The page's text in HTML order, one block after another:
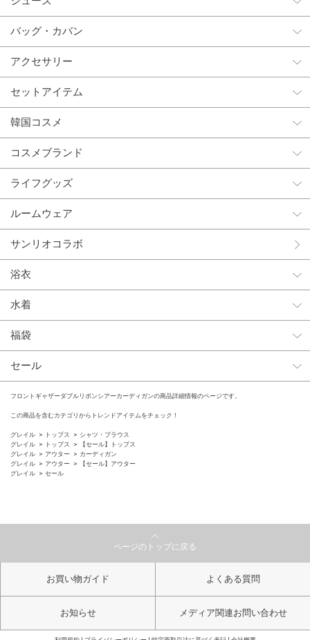
バッグ・カバン
アクセサリー
セットアイテム
韓国コスメ
コスメブランド
ライフグッズ
ルームウェア
サンリオコラボ
浴衣
水着
福袋
セール
フロントギャザーダブルリボンシアーカーディガンの商品詳細情報のページです。
この商品を含むカテゴリからトレンドアイテムをチェック！
グレイル トップス
シャツ・ブラウス
グレイル
トップス
【セール】トップス
グレイル
アウター
カーディガン
グレイル
アウター
【セール】アウター
グレイル
セール
ページのトップに戻る
お買い物ガイド よくある質問
お知らせ メディア関連お問い合わせ